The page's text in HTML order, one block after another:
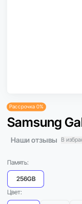
Samsung
Наши отзывы В
Рассрочка 0%
Память:
256GB
Цвет: